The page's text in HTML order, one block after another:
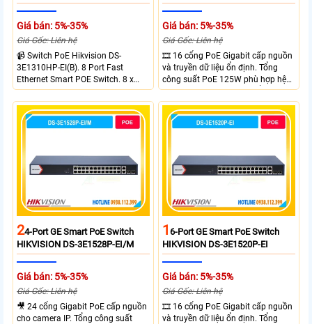
Giá bán: 5%-35%
Giá Gốc: Liên hệ
📹 Switch PoE Hikvision DS-
3E1310HP-EI(B). 8 Port Fast
Ethernet Smart POE Switch. 8 x
10/100M PoE Ports, 2 x Gigabit
Uplink Ports.
Giá bán: 5%-35%
Giá Gốc: Liên hệ
🎞 16 cổng PoE Gigabit cấp nguồn
và truyền dữ liệu ổn định. Tổng
công suất PoE 125W phù hợp hệ
thống camera IP vừa. 2 cổng RJ45
Gigabit và 2 cổng quang SFP mở
rộng linh hoạt. Hỗ trợ truyền PoE
xa tối đa lên đến 300 mét.
24-Port GE Smart PoE Switch
HIKVISION DS-3E1528P-EI/M
Giá bán: 5%-35%
Giá Gốc: Liên hệ
🎥 24 cổng Gigabit PoE cấp nguồn
cho camera IP. Tổng công suất
16-Port GE Smart PoE Switch
HIKVISION DS-3E1520P-EI
Giá bán: 5%-35%
Giá Gốc: Liên hệ
🎞 16 cổng PoE Gigabit cấp nguồn
và truyền dữ liệu ổn định. Tổng